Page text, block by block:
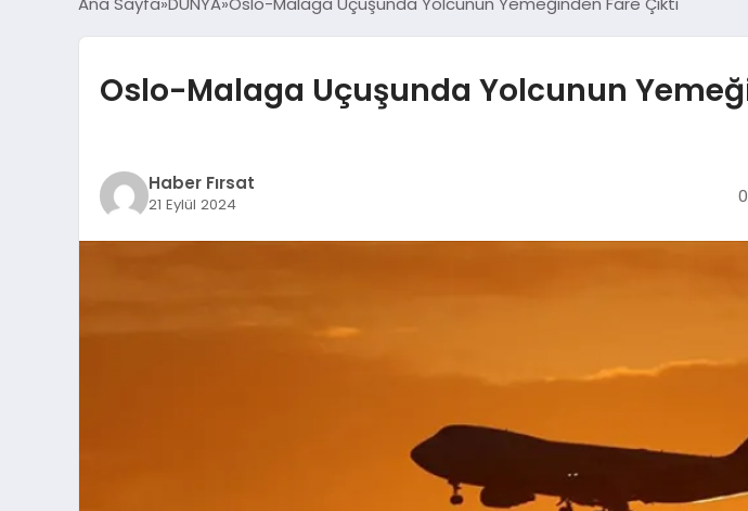
Oslo-Malaga Uçuşunda Yolcunun
Haber Fırsat
21 Eylül 2024